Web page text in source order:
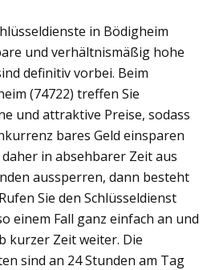
in Bödigheim
und verhältnismäßig hohe
definitiv vorbei. Beim
(74722) treffen Sie
und attraktive Preise, sodass
bares Geld einsparen
in absehbarer Zeit aus
aussperren, dann besteht
Sie den Schlüsseldienst
einem Fall ganz einfach an und
kurzer Zeit weiter. Die
sind an 24 Stunden am Tag